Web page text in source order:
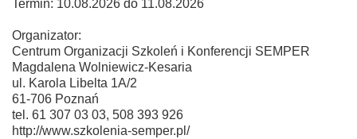
Termin: 10.08.2026 do 11.08.2026
Organizator:
Centrum Organizacji Szkoleń i Konferencji SEMPER
Magdalena Wolniewicz-Kesaria
ul. Karola Libelta 1A/2
61-706 Poznań
tel. 61 307 03 03, 508 393 926
http://www.szkolenia-semper.pl/